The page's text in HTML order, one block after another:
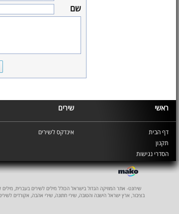
שם
ראשי שירים
דף הבית
תקנון
הסדרי נגישות
אינדקס לשירים
שירונט- אתר המוזיקה הגדול בישראל הכולל מילים לשירים בעברית, מילים
בציבור, ארץ ישראל הישנה והטובה, שירי חתונה, שירי אהבה, אקורדים